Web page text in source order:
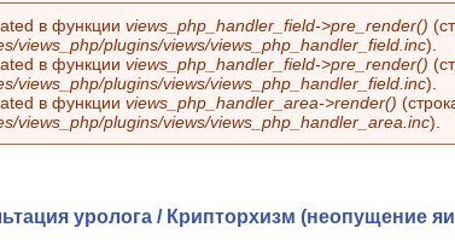
в функции views_php_handler_field->pre_render()
views_php/plugins/views/views_php_handler_field.inc).
в функции views_php_handler_field->pre_render()
views_php/plugins/views/views_php_handler_field.inc).
в функции views_php_handler_area->render()
views_php/plugins/views/views_php_handler_area.inc).
уролога / Крипторхизм (неопущение